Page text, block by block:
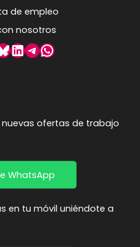
de empleo
nosotros
LinkedIn
Telegram
WhatsApp
ofertas de trabajo
WhatsApp
en tu móvil uniéndote a